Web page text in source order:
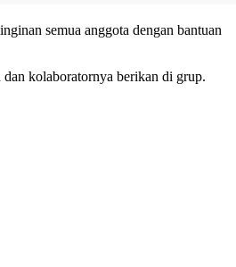
semua anggota dengan bantuan
kolaboratornya berikan di grup.